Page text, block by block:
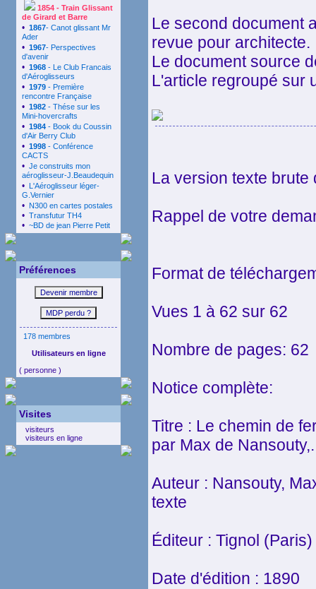
1854 - Train Glissant
de Girard et Barre
• 1867- Canot glissant Mr
Ader
• 1967- Perspectives
d'avenir
• 1968 - Le Club Francais
d'Aéroglisseurs
• 1979 - Première
rencontre Française
• 1982 - Thése sur les
Mini-hovercrafts
• 1984 - Book du Coussin
d'Air Berry Club
• 1998 - Conférence
CACTS
• Je construits mon
aéroglisseur-J.Beaudequin
• L'Aéroglisseur léger-
G.Vernier
• N300 en cartes postales
• Transfutur TH4
• ~BD de jean Pierre Petit
Préférences
178 membres
Utilisateurs en ligne
( personne )
Visites
visiteurs
visiteurs en ligne
Le second document
revue pour architecte.
Le document source
L'article regroupé sur
La version texte brute
Rappel de votre
Format de
Vues 1 à 62 sur 62
Nombre de pages: 62
Notice complète:
Titre : Le chemin de
par Max de
Auteur : Nansouty,
texte
Éditeur : Tignol (Paris)
Date d'édition : 1890